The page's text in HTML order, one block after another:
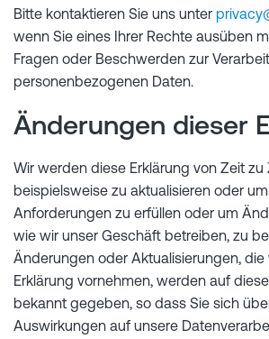
Bitte kontaktieren Sie uns unter
wenn Sie eines Ihrer Rechte ausüben
Fragen oder Beschwerden zur
personenbezogenen Daten.
Änderungen dieser
Wir werden diese Erklärung von Zeit zu
beispielsweise zu aktualisieren oder
Anforderungen zu erfüllen oder um
wie wir unser Geschäft betreiben, zu
Änderungen oder Aktualisierungen, die
Erklärung vornehmen, werden auf
bekannt gegeben, so dass Sie sich
Auswirkungen auf unsere